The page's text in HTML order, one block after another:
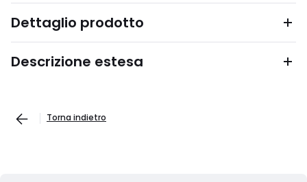
Dettaglio prodotto
Descrizione estesa
Torna indietro